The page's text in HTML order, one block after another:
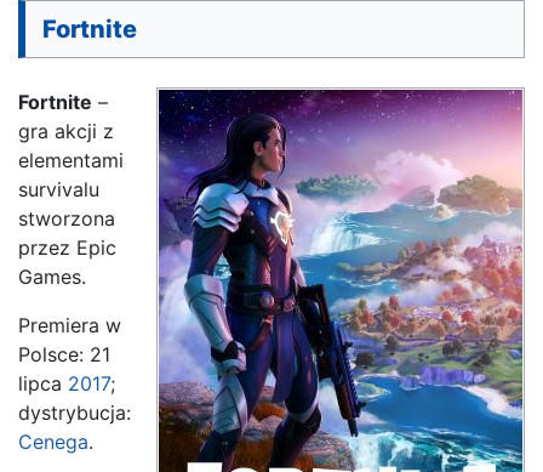
Fortnite
Fortnite –
gra akcji z
elementami
survivalu
stworzona
przez Epic
Games.
Premiera w
Polsce: 21
lipca 2017;
dystrybucja:
Cenega.